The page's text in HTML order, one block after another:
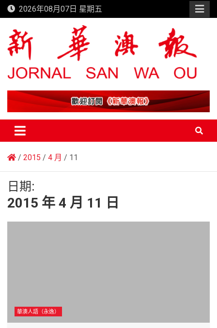
Skip
to
content
2026年08月07日 星期五
新華澳報
2015 4 月 11
日期:
2015 年 4 月 11 日
華澳人語（永逸）